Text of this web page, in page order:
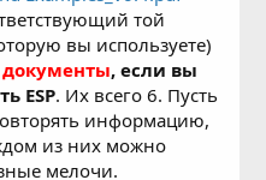
той
вы используете)​
документы, если вы
ESP. Их всего 6. Пусть
информацию,
из них можно
мелочи.